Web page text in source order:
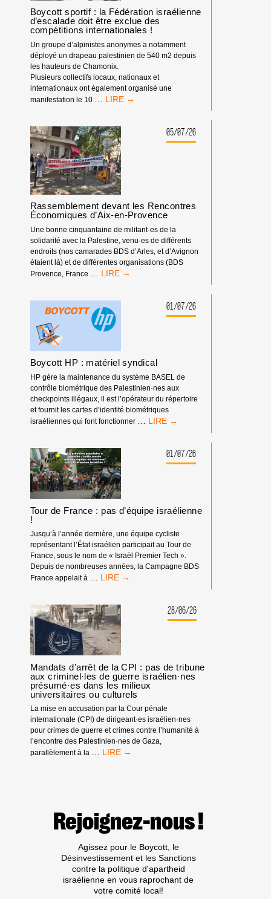
DÉBUT
DE
L’ANNÉE
2026
Boycott sportif : la Fédération israélienne
d’escalade doit être exclue des
compétitions internationales !
Un groupe d’alpinistes anonymes a notamment
déployé un drapeau palestinien de 540 m2 depuis
les hauteurs de Chamonix.
Plusieurs collectifs locaux, nationaux et
internationaux ont également organisé une
manifestation le 10
BOYCOTT
LA
FÉDÉRATION
ISRAÉLIENNE
D’ESCALADE
DOIT
ÊTRE
EXCLUE
DES
COMPÉTITIONS
INTERNATIONALES
!
05/07/26
Rassemblement devant les Rencontres
Économiques d’Aix-en-Provence
Une bonne cinquantaine de militant·es de la
solidarité avec la Palestine, venu·es de différents
endroits (nos camarades BDS d’Arles, et d’Avignon
étaient là) et de différentes organisations (BDS
Provence, France
RASSEMBLEMENT
RENCONTRES
ÉCONOMIQUES
D’AIX-
01/07/26
Boycott HP : matériel syndical
HP gère la maintenance du système BASEL de
contrôle biométrique des Palestinien·nes aux
checkpoints illégaux, il est l’opérateur du répertoire
et fournit les cartes d’identité biométriques
israéliennes qui font fonctionner
BOYCOTT
MATÉRIEL
SYNDICAL
01/07/26
Tour de France : pas d’équipe israélienne
!
Jusqu’à l’année dernière, une équipe cycliste
représentant l’État israélien participait au Tour de
France, sous le nom de « Israël Premier Tech ».
Depuis de nombreuses années, la Campagne BDS
France appelait à
TOUR
:
PAS
D’ÉQUIPE
ISRAÉLIENNE
!
28/06/26
Mandats d’arrêt de la CPI : pas de tribune
aux criminel·les de guerre israélien·nes
présumé·es dans les milieux
universitaires ou culturels
La mise en accusation par la Cour pénale
internationale (CPI) de dirigeant·es israélien·nes
pour crimes de guerre et crimes contre l’humanité à
l’encontre des Palestinien·nes de Gaza,
parallèlement à la … MANDATS
PAS
DE
AUX
CRIMINEL·LES
DE
GUERRE
ISRAÉLIEN·NES
Rejoignez-nous !
Agissez pour le Boycott, le
Désinvestissement et les Sanctions
contre la politique d'apartheid
israélienne en vous raprochant de
votre comité local!